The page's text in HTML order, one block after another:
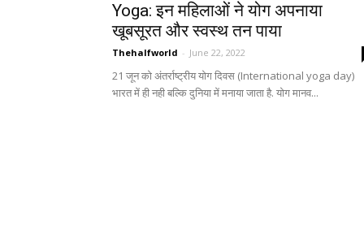
Yoga: इन महिलाओं ने योग अपनाया
खूबसूरत और स्वस्थ तन पाया
Thehalfworld - June 22, 2022
21 जून को अंतर्राष्ट्रीय योग दिवस (International yoga day)
भारत में ही नही बल्कि दुनिया में मनाया जाता है. योग मानव...